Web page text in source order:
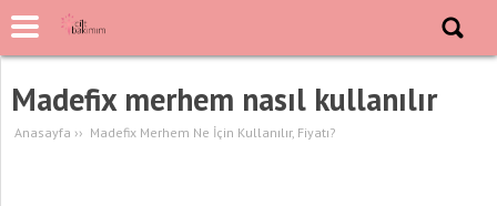
Madefix merhem nasıl kullanılır
Anasayfa ›› Madefix Merhem Ne İçin Kullanılır, Fiyatı?